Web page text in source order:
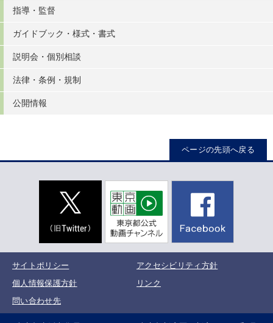
指導・監督
ガイドブック・様式・書式
説明会・個別相談
法律・条例・規制
公開情報
ページの先頭へ戻る
サイトポリシー
アクセシビリティ方針
個人情報保護方針
リンク
問い合わせ先